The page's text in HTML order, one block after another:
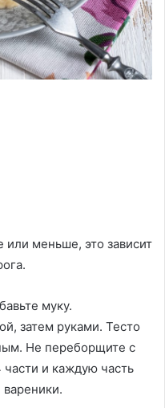
меньше, это зависит
муку.
затем руками. Тесто
Не переборщите с
и каждую часть
вареники.